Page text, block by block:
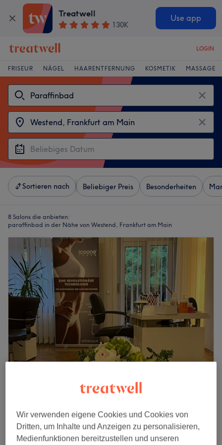
Treatwell
130K
Use app
LOGIN
FRISEUR NÄGEL HAARENTFERNUNG KOSMETIK MASSAGE
Sortieren nach Beliebiger Preis Besonderheiten
8 Salons die anbieten:
paraffinbad in der Nähe von Westend, Frankfurt am Main
187 Bewertungen
Handpeeling mit Packung & Paraffinbad
20 Min.
Schnellansicht Saloninfos
Wir verwenden eigene Cookies und Cookies von
Dritten, um Inhalte und Anzeigen zu personalisieren,
Medienfunktionen bereitzustellen und unseren